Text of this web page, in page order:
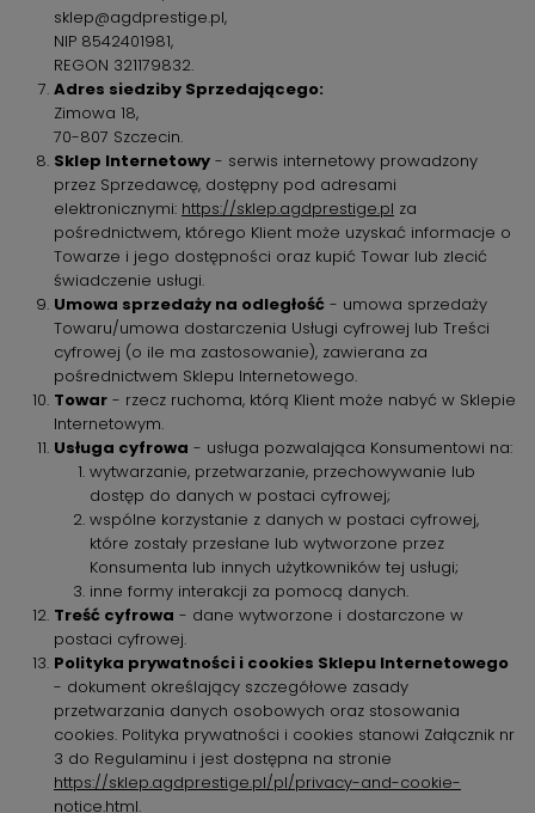
sklep@agdprestige.pl,
NIP 8542401981,
REGON 321179832.
Adres siedziby Sprzedającego:
Zimowa 18,
70-807 Szczecin.
Sklep Internetowy - serwis internetowy prowadzony
przez Sprzedawcę, dostępny pod adresami
elektronicznymi: https://sklep.agdprestige.pl za
pośrednictwem, którego Klient może uzyskać informacje o
Towarze i jego dostępności oraz kupić Towar lub zlecić
świadczenie usługi.
Umowa sprzedaży na odległość - umowa sprzedaży
Towaru/umowa dostarczenia Usługi cyfrowej lub Treści
cyfrowej (o ile ma zastosowanie), zawierana za
pośrednictwem Sklepu Internetowego.
Towar - rzecz ruchoma, którą Klient może nabyć w Sklepie
Internetowym.
Usługa cyfrowa - usługa pozwalająca Konsumentowi na:
wytwarzanie, przetwarzanie, przechowywanie lub
dostęp do danych w postaci cyfrowej;
wspólne korzystanie z danych w postaci cyfrowej,
które zostały przesłane lub wytworzone przez
Konsumenta lub innych użytkowników tej usługi;
inne formy interakcji za pomocą danych.
Treść cyfrowa - dane wytworzone i dostarczone w
postaci cyfrowej.
Polityka prywatności i cookies Sklepu Internetowego
- dokument określający szczegółowe zasady
przetwarzania danych osobowych oraz stosowania
cookies. Polityka prywatności i cookies stanowi Załącznik nr
3 do Regulaminu i jest dostępna na stronie
https://sklep.agdprestige.pl/pl/privacy-and-cookie-
notice.html.